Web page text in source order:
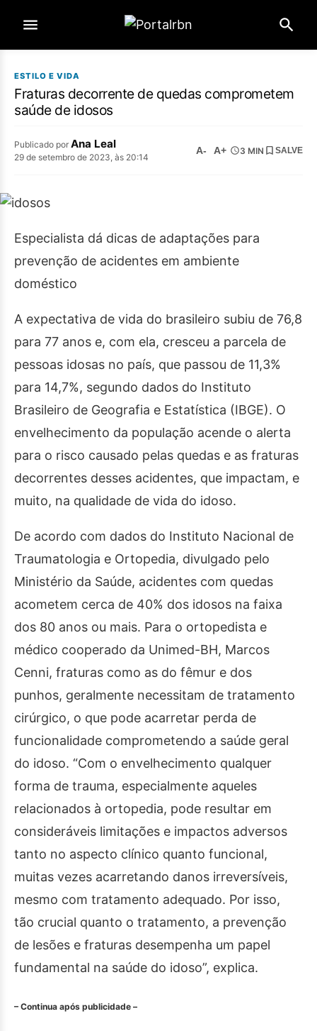
ESTILO E VIDA
Fraturas decorrente de quedas comprometem
saúde de idosos
Publicado por Ana Leal
29 de setembro de 2023, às 20:14
A- A+ 3 MIN SALVE
Especialista dá dicas de adaptações para
prevenção de acidentes em ambiente
doméstico
A expectativa de vida do brasileiro subiu de 76,8
para 77 anos e, com ela, cresceu a parcela de
pessoas idosas no país, que passou de 11,3%
para 14,7%, segundo dados do Instituto
Brasileiro de Geografia e Estatística (IBGE). O
envelhecimento da população acende o alerta
para o risco causado pelas quedas e as fraturas
decorrentes desses acidentes, que impactam, e
muito, na qualidade de vida do idoso.
De acordo com dados do Instituto Nacional de
Traumatologia e Ortopedia, divulgado pelo
Ministério da Saúde, acidentes com quedas
acometem cerca de 40% dos idosos na faixa
dos 80 anos ou mais. Para o ortopedista e
médico cooperado da Unimed-BH, Marcos
Cenni, fraturas como as do fêmur e dos
punhos, geralmente necessitam de tratamento
cirúrgico, o que pode acarretar perda de
funcionalidade comprometendo a saúde geral
do idoso. “Com o envelhecimento qualquer
forma de trauma, especialmente aqueles
relacionados à ortopedia, pode resultar em
consideráveis limitações e impactos adversos
tanto no aspecto clínico quanto funcional,
muitas vezes acarretando danos irreversíveis,
mesmo com tratamento adequado. Por isso,
tão crucial quanto o tratamento, a prevenção
de lesões e fraturas desempenha um papel
fundamental na saúde do idoso”, explica.
– Continua após publicidade –